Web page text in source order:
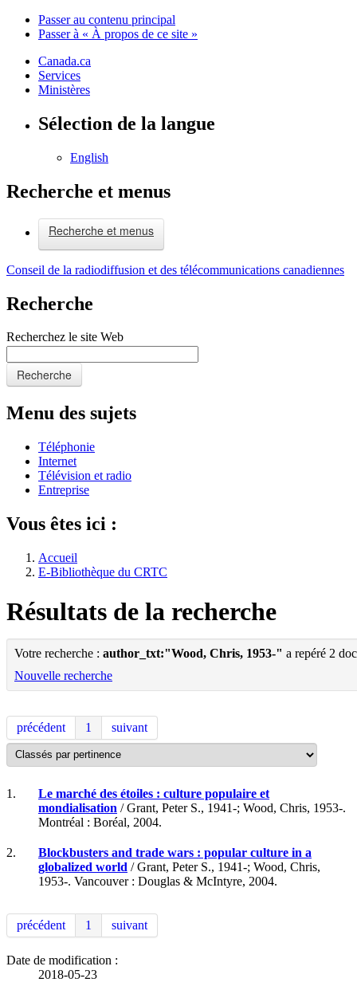
Passer au contenu principal
Passer à « À propos de ce site »
Canada.ca
Services
Ministères
Sélection de la langue
English
Recherche et menus
Recherche et menus
Conseil de la radiodiffusion et des télécommunications canadiennes
Recherche
Recherchez le site Web
Recherche
Menu des sujets
Téléphonie
Internet
Télévision et radio
Entreprise
Vous êtes ici :
Accueil
E-Bibliothèque du CRTC
Résultats de la recherche
Votre recherche : author_txt:"Wood, Chris, 1953-" a repéré 2
Nouvelle recherche
précédent 1 suivant
1.
Le marché des étoiles : culture populaire et
mondialisation / Grant, Peter S., 1941-; Wood, Chris, 1953-.
Montréal : Boréal, 2004.
2.
Blockbusters and trade wars : popular culture in a
globalized world / Grant, Peter S., 1941-; Wood, Chris,
1953-. Vancouver : Douglas & McIntyre, 2004.
précédent 1 suivant
Date de modification :
2018-05-23